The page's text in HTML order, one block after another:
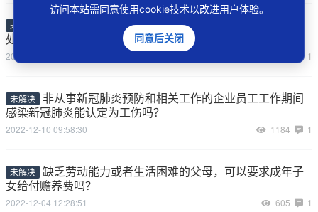
未解决
施工企业认可的项目部印章对外订立合同的，应如何
处理？
2023-07-02 09:04:05 1
未解决
非从事新冠肺炎预防和相关工作的企业员工工作期间
感染新冠肺炎能认定为工伤吗？
2022-12-10 09:58:30 1184 1
未解决 缺乏劳动能力或者生活困难的父母，可以要求成年子
女给付赡养费吗？
2022-12-04 12:28:51 605 1
访问本站需同意使用cookie技术以改进用户体验。
同意后关闭